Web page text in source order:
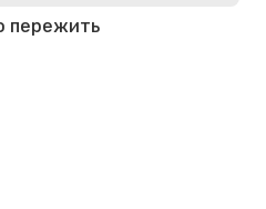
пережить